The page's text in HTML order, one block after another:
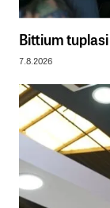
Bittium
7.8.2026